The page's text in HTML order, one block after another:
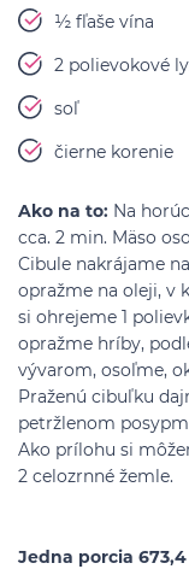
½ fľaše vína
2 polievokové
soľ
čierne korenie
Ako na to: Na
cca. 2 min. Mäso
Cibule nakrájame
opražme na oleji, v
si ohrejeme 1
opražme hríby,
vývarom, osoľme,
Praženú cibuľku
petržlenom
Ako prílohu si
2 celozrnné žemle.
Jedna porcia